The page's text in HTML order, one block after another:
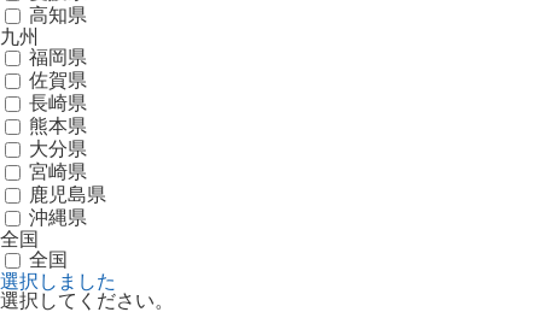
高知県
九州
福岡県
佐賀県
長崎県
熊本県
大分県
宮崎県
鹿児島県
沖縄県
全国
全国
選択しました
選択してください。